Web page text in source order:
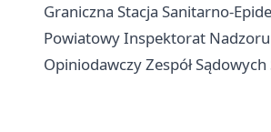
Graniczna Stacja Sanitarno-
Powiatowy Inspektorat
Opiniodawczy Zespół